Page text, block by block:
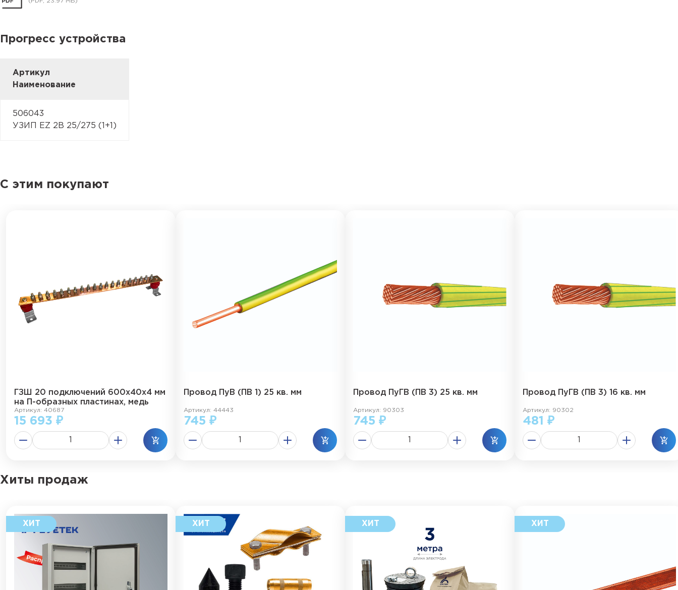
Прогресс устройства
Артикул
Наименование
506043
УЗИП EZ 2B 25/275 (1+1)
С этим покупают
ГЗШ 20 подключений 600х40х4 мм
на П-образных пластинах, медь
Артикул: 40687
15 693 ₽
Провод ПуВ (ПВ 1) 25 кв. мм
Артикул: 44443
745 ₽
Провод ПуГВ (ПВ 3) 25 кв. мм
Артикул: 90303
745 ₽
Провод ПуГВ (ПВ 3) 16 кв. мм
Артикул: 90302
481 ₽
Хиты продаж